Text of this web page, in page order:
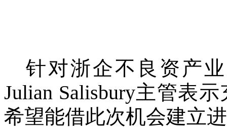
针对浙企不良资产
Julian Salisbury主管表
希望能借此次机会建立